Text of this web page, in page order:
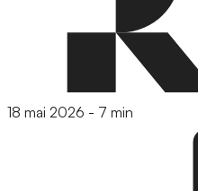
18 mai 2026 - 7 min